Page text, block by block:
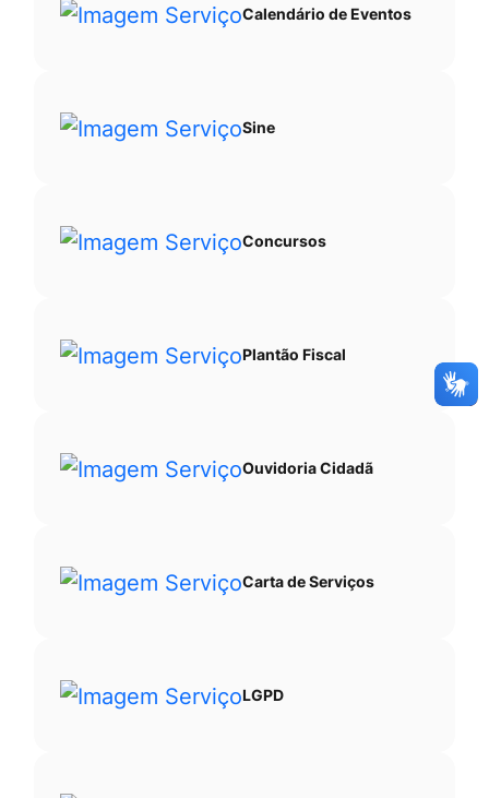
Calendário de Eventos
Sine
Concursos
Plantão Fiscal
Ouvidoria Cidadã
Carta de Serviços
LGPD